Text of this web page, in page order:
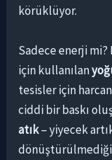
körüklüyor.
Sadece enerji mi?
için kullanılan
tesisler için
ciddi bir baskı
atık– yiyecek